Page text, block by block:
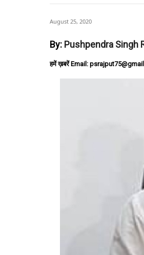
August 25, 2020
By: Pushpendra Singh
हमें ख़बरें Email: